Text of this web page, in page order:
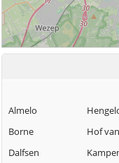
Almelo
Borne
Dalfsen
Hof